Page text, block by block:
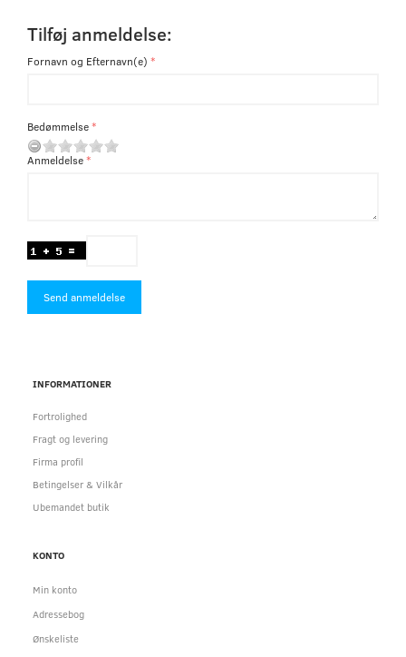
Tilføj anmeldelse:
Fornavn og Efternavn(e)
Bedømmelse
Anmeldelse
Send anmeldelse
INFORMATIONER
Fortrolighed
Fragt og levering
Firma profil
Betingelser & Vilkår
Ubemandet butik
KONTO
Min konto
Adressebog
Ønskeliste